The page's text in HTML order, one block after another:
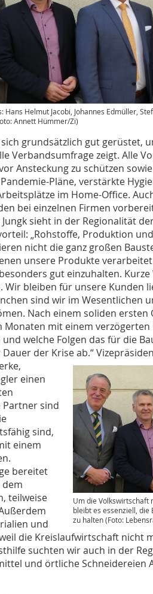
Hans Helmut Jacobi, Johannes Edmüller,
Annett Hümmer/Zi)
grundsätzlich gut gerüstet,
Verbandsumfrage zeigt. Alle
Ansteckung zu schützen
Pläne, verstärkte
im Home-Office.
bei einzelnen Firmen
sieht in der Regionalität
„Rohstoffe, Produktion
nicht die ganz großen
unsere Produkte
gut einzuhalten.
Wir bleiben für unsere Kunden
sind wir im Wesentlichen
Nach einem soliden ersten
mit einem verzögerten
welche Folgen das für die
der Krise ab.“
Um die Volkswirtschaft
bleibt es essenziell,
zu halten (Foto:
einen
Partner sind
sind,
einem
bereitet
dem
teilweise
und
die Kreislaufwirtschaft nicht
suchten wir auch in der
und örtliche Schneidereien